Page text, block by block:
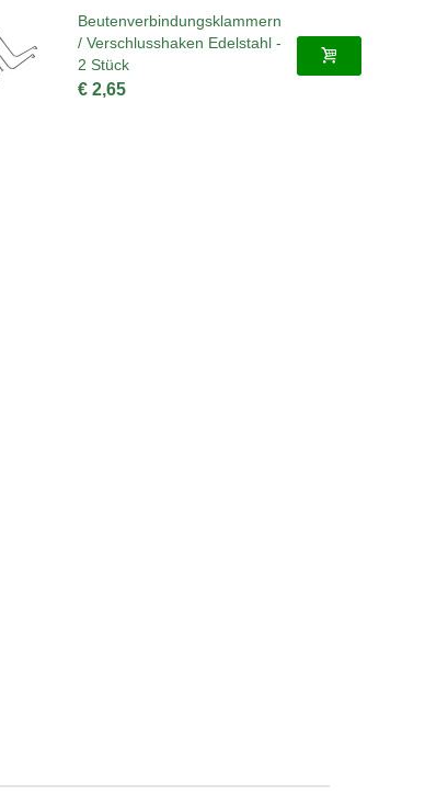
Beutenverbindungsklammern
/ Verschlusshaken Edelstahl -
2 Stück
€ 2,65